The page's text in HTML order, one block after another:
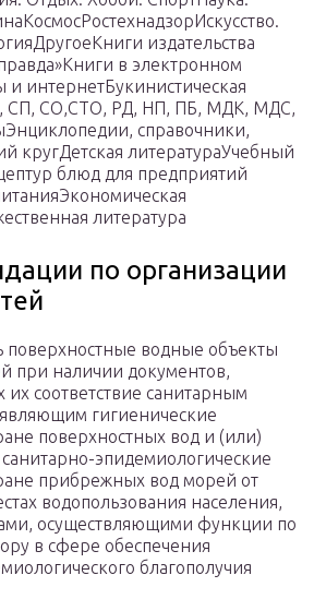
издательства
в электронном
интернетБукинистическая
СП, СО,СТО, РД, НП, ПБ, МДК, МДС,
справочники,
кругДетская литератураУчебный
блюд для предприятий
литература
по организации
поверхностные водные объекты
при наличии документов,
соответствие санитарным
гигиенические
поверхностных вод и (или)
эпидемиологические
прибрежных вод морей от
водопользования населения,
осуществляющими функции по
в сфере обеспечения
благополучия